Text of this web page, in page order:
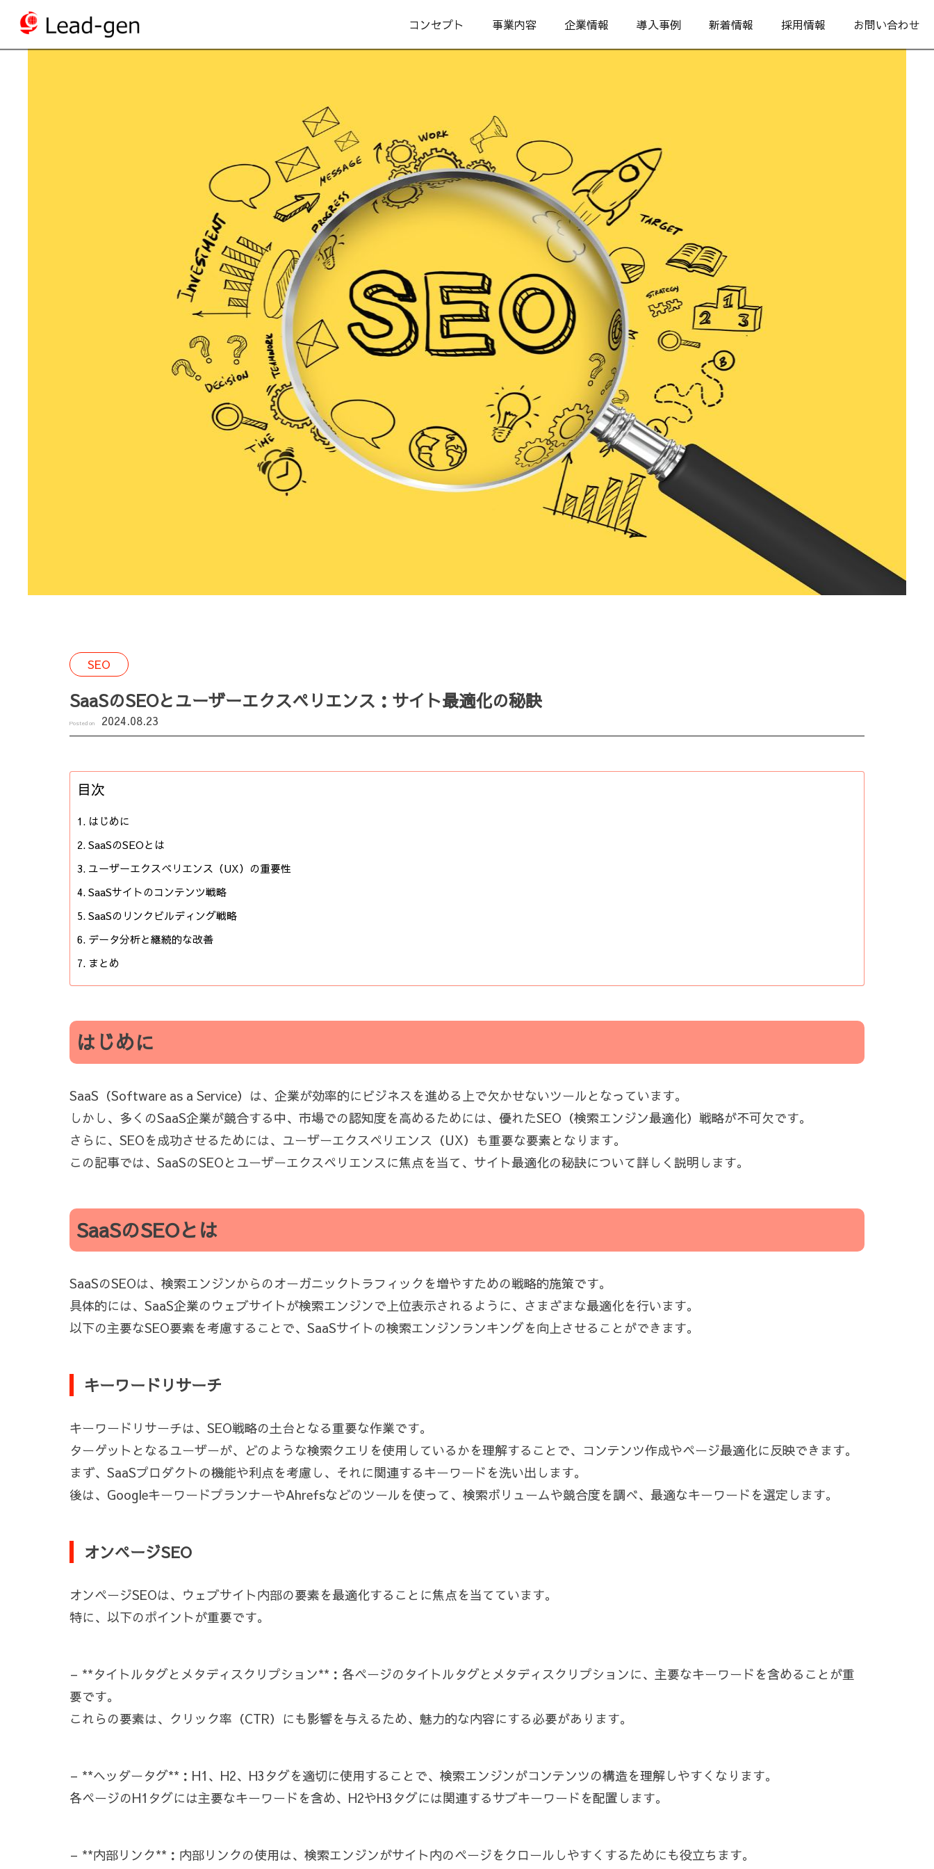
コンセプト 事業内容 企業情報 導入事例 新着情報 採用情報 お問い合わせ
SEO
SaaSのSEOとユーザーエクスペリエンス：サイト最適化の秘訣
Posted on 2024.08.23
目次
はじめに
SaaSのSEOとは
ユーザーエクスペリエンス（UX）の重要性
SaaSサイトのコンテンツ戦略
SaaSのリンクビルディング戦略
データ分析と継続的な改善
まとめ
はじめに
SaaS（Software as a Service）は、企業が効率的にビジネスを進める上で欠かせないツールとなっています。
しかし、多くのSaaS企業が競合する中、市場での認知度を高めるためには、優れたSEO（検索エンジン最適化）戦略が不可欠です。
さらに、SEOを成功させるためには、ユーザーエクスペリエンス（UX）も重要な要素となります。
この記事では、SaaSのSEOとユーザーエクスペリエンスに焦点を当て、サイト最適化の秘訣について詳しく説明します。
SaaSのSEOとは
SaaSのSEOは、検索エンジンからのオーガニックトラフィックを増やすための戦略的施策です。
具体的には、SaaS企業のウェブサイトが検索エンジンで上位表示されるように、さまざまな最適化を行います。
以下の主要なSEO要素を考慮することで、SaaSサイトの検索エンジンランキングを向上させることができます。
キーワードリサーチ
キーワードリサーチは、SEO戦略の土台となる重要な作業です。
ターゲットとなるユーザーが、どのような検索クエリを使用しているかを理解することで、コンテンツ作成やページ最適化に反映できます。
まず、SaaSプロダクトの機能や利点を考慮し、それに関連するキーワードを洗い出します。
後は、GoogleキーワードプランナーやAhrefsなどのツールを使って、検索ボリュームや競合度を調べ、最適なキーワードを選定します。
オンページSEO
オンページSEOは、ウェブサイト内部の要素を最適化することに焦点を当てています。
特に、以下のポイントが重要です。
– **タイトルタグとメタディスクリプション**：各ページのタイトルタグとメタディスクリプションに、主要なキーワードを含めることが重
要です。
これらの要素は、クリック率（CTR）にも影響を与えるため、魅力的な内容にする必要があります。
– **ヘッダータグ**：H1、H2、H3タグを適切に使用することで、検索エンジンがコンテンツの構造を理解しやすくなります。
各ページのH1タグには主要なキーワードを含め、H2やH3タグには関連するサブキーワードを配置します。
– **内部リンク**：内部リンクの使用は、検索エンジンがサイト内のページをクロールしやすくするためにも役立ちます。